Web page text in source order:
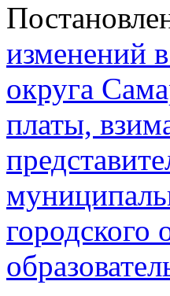
изменений
округа
платы,
городского